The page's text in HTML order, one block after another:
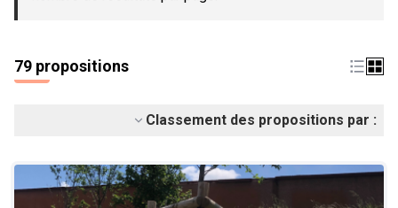
79 propositions
Classement des propositions par :